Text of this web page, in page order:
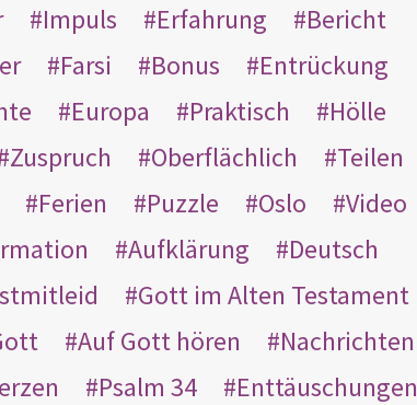
Impuls Erfahrung
Bericht
Farsi Bonus
Entrückung
Europa Praktisch
Hölle
Zuspruch Oberflächlich
Teilen
Ferien Puzzle Oslo
Video
Aufklärung
Deutsch
Gott im Alten Testament
Auf Gott hören
Nachrichten
Psalm 34
Enttäuschungen